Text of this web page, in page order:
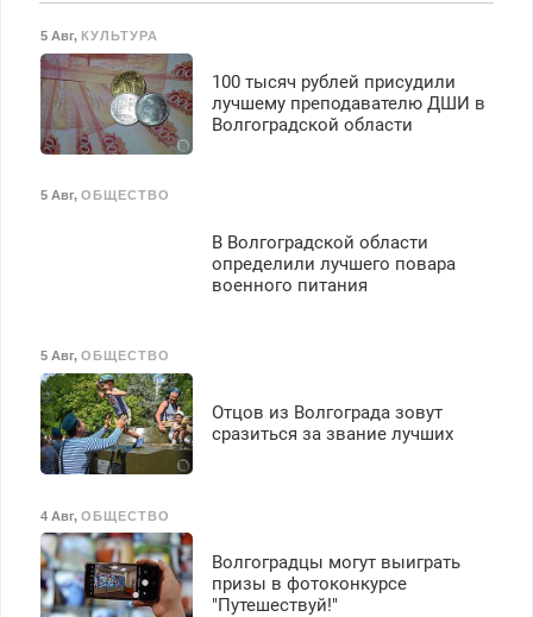
5 Авг, КУЛЬТУРА
100 тысяч рублей присудили
лучшему преподавателю ДШИ в
Волгоградской области
5 Авг, ОБЩЕСТВО
В Волгоградской области
определили лучшего повара
военного питания
5 Авг, ОБЩЕСТВО
Отцов из Волгограда зовут
сразиться за звание лучших
4 Авг, ОБЩЕСТВО
Волгоградцы могут выиграть
призы в фотоконкурсе
"Путешествуй!"